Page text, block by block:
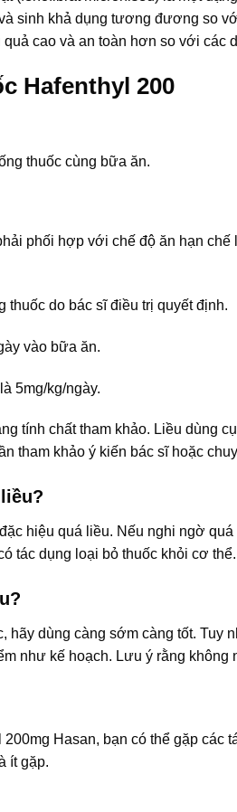
sinh khả dụng tương đương so
cao và an toàn hơn so với các
Hafenthyl 200
thuốc cùng bữa ăn.
phối hợp với chế độ ăn hạn
thuốc do bác sĩ điều trị quyết định.
vào bữa ăn.
5mg/kg/ngày.
tính chất tham khảo. Liều dùng
tham khảo ý kiến bác sĩ hoặc
hiệu quá liều. Nếu nghi ngờ
tác dụng loại bỏ thuốc khỏi cơ thể.
hãy dùng càng sớm càng tốt.
như kế hoạch. Lưu ý rằng không
Hasan, bạn có thể gặp các
ít gặp.